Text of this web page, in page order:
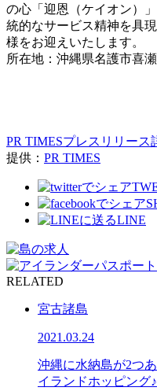
の心「迎恩（ケイオン）
統的なサービス精神を具
様をお迎えいたします。
所在地：沖縄県名護市喜
PR TIMESプレスリリース
提供： PR TIMES
LINE
RELATED
宮古諸島
2021.03.24
沖縄に水納島が2つ
イランドホッピング♪